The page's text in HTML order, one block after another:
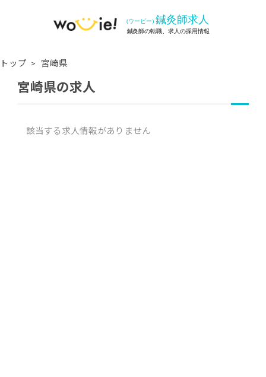
トップ 宮崎県
宮崎県の求人
該当する求人情報がありません